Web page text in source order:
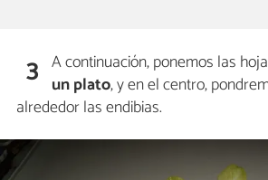
3 A continuación, ponemos las
un plato, y en el centro,
alrededor las endibias.